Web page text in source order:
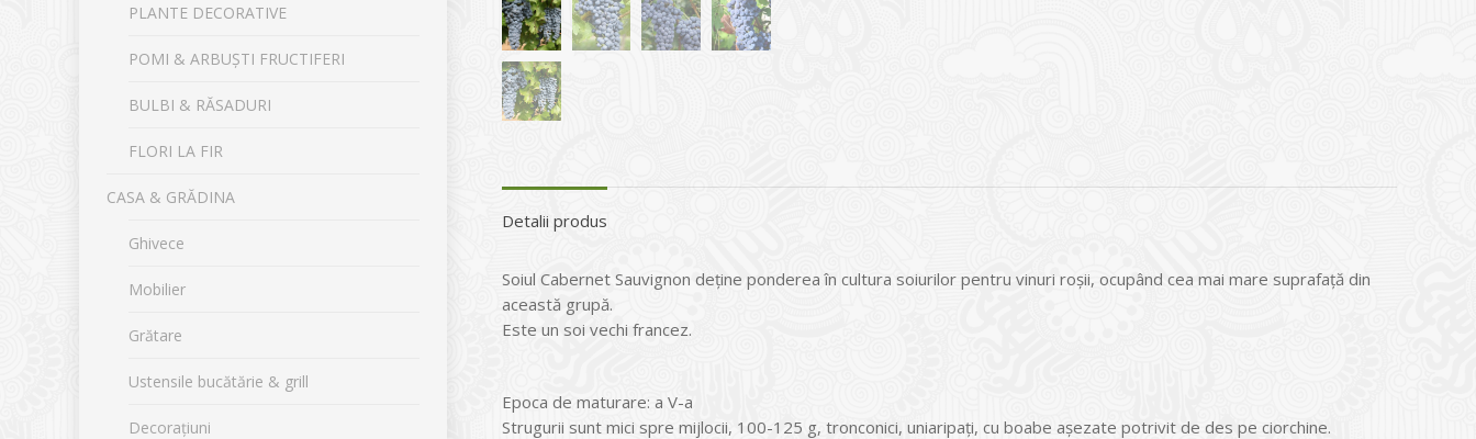
Detalii produs
Soiul Cabernet Sauvignon deţine ponderea în cultura soiurilor pentru vinuri roşii, ocupând cea mai mare suprafaţă din
această grupă.
Este un soi vechi francez.
Epoca de maturare: a V-a
Strugurii sunt mici spre mijlocii, 100-125 g, tronconici, uniaripaţi, cu boabe aşezate potrivit de des pe ciorchine.
PLANTE DECORATIVE
POMI & ARBUȘTI FRUCTIFERI
BULBI & RĂSADURI
FLORI LA FIR
CASA & GRĂDINA
Ghivece
Mobilier
Grătare
Ustensile bucătărie & grill
Decorațiuni